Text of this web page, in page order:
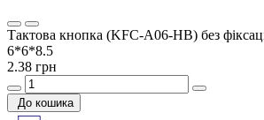
Тактова кнопка (KFC-A06-HB) без
6*6*8.5
2.38 грн
До кошика